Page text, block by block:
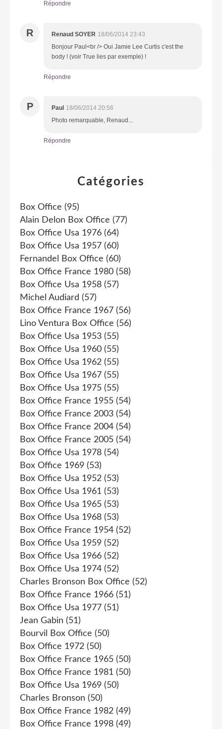
Répondre
R Renaud SOYER 18/06/2014 23:43
Bonjour Paul<br /> Oui Jamie Lee Curtis c'est the
body ! (voir True lies par exemple) !
Répondre
P Paul 18/06/2014 20:56
Photo remarquable, Renaud...
Répondre
Catégories
Box Office (95)
Alain Delon Box Office (77)
Box Office Usa 1976 (64)
Box Office Usa 1957 (60)
Fernandel Box Office (60)
Box Office France 1980 (58)
Box Office Usa 1958 (57)
Michel Audiard (57)
Box Office France 1967 (56)
Lino Ventura Box Office (56)
Box Office Usa 1953 (55)
Box Office Usa 1960 (55)
Box Office Usa 1962 (55)
Box Office Usa 1967 (55)
Box Office Usa 1975 (55)
Box Office France 1955 (54)
Box Office France 2003 (54)
Box Office France 2004 (54)
Box Office France 2005 (54)
Box Office Usa 1978 (54)
Box Office 1969 (53)
Box Office Usa 1952 (53)
Box Office Usa 1961 (53)
Box Office Usa 1965 (53)
Box Office Usa 1968 (53)
Box Office France 1954 (52)
Box Office Usa 1959 (52)
Box Office Usa 1966 (52)
Box Office Usa 1974 (52)
Charles Bronson Box Office (52)
Box Office France 1966 (51)
Box Office Usa 1977 (51)
Jean Gabin (51)
Bourvil Box Office (50)
Box Office 1972 (50)
Box Office France 1965 (50)
Box Office France 1981 (50)
Box Office Usa 1969 (50)
Charles Bronson (50)
Box Office France 1982 (49)
Box Office France 1998 (49)